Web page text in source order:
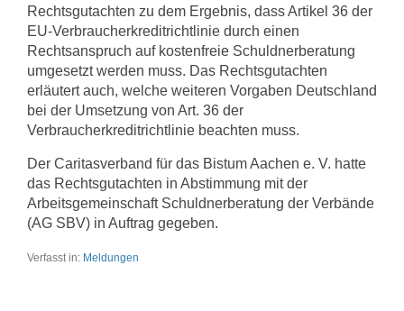
Rechtsgutachten zu dem Ergebnis, dass Artikel 36 der
EU-Verbraucherkreditrichtlinie durch einen
Rechtsanspruch auf kostenfreie Schuldnerberatung
umgesetzt werden muss. Das Rechtsgutachten
erläutert auch, welche weiteren Vorgaben Deutschland
bei der Umsetzung von Art. 36 der
Verbraucherkreditrichtlinie beachten muss.
Der Caritasverband für das Bistum Aachen e. V. hatte
das Rechtsgutachten in Abstimmung mit der
Arbeitsgemeinschaft Schuldnerberatung der Verbände
(AG SBV) in Auftrag gegeben.
Verfasst in: Meldungen